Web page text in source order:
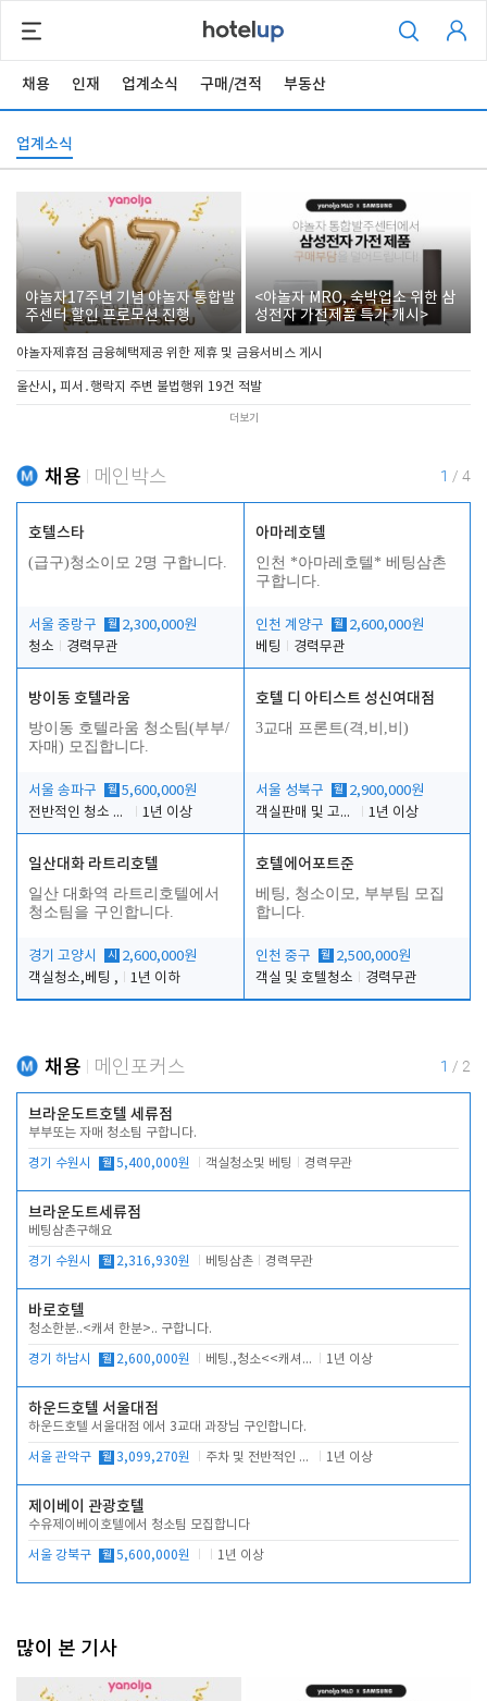
채용 인재 업계소식 구매/견적 부동산
업계소식
야놀자17주년 기념 야놀자 통합발
주센터 할인 프로모션 진행
<야놀자 MRO, 숙박업소 위한 삼
성전자 가전제품 특가 개시>
야놀자제휴점 금융혜택제공 위한 제휴 및 금융서비스 게시
울산시, 피서․행락지 주변 불법행위 19건 적발
더보기
채용 메인박스 1 / 4
호텔스타
(급구)청소이모 2명 구합니다.
서울 중랑구 월 2,300,000원
청소
경력무관
아마레호텔
인천 *아마레호텔* 베팅삼촌
구합니다.
인천 계양구 월 2,600,000원
베팅
경력무관
방이동 호텔라움
방이동 호텔라움 청소팀(부부/
자매) 모집합니다.
서울 송파구 월 5,600,000원
전반적인 청소 업무(객실청소.객실정리)
1년 이상
호텔 디 아티스트 성신여대점
3교대 프론트(격,비,비)
서울 성북구 월 2,900,000원
객실판매 및 고객응대
1년 이상
일산대화 라트리호텔
일산 대화역 라트리호텔에서
청소팀을 구인합니다.
경기 고양시 시
2,600,000원
객실청소,베팅 ,
1년 이하
호텔에어포트준
베팅, 청소이모, 부부팀 모집
합니다.
인천 중구 월 2,500,000원
객실 및 호텔청소
경력무관
채용 메인포커스 1 / 2
브라운도트호텔 세류점
부부또는 자매 청소팀 구합니다.
경기 수원시 월 5,400,000원 객실청소및 베팅 경력무관
브라운도트세류점
베팅삼촌구해요
경기 수원시 월 2,316,930원 베팅삼촌 경력무관
바로호텔
청소한분..<캐셔 한분>.. 구합니다.
경기 하남시 월 2,600,000원 베팅.,청소<<캐셔 모셔봅니다. 1년 이상
하운드호텔 서울대점
하운드호텔 서울대점 에서 3교대 과장님 구인합니다.
서울 관악구 월 3,099,270원 주차 및 전반적인 당번업무 1년 이상
제이베이 관광호텔
수유제이베이호텔에서 청소팀 모집합니다
서울 강북구 월 5,600,000원 1년 이상
많이 본 기사